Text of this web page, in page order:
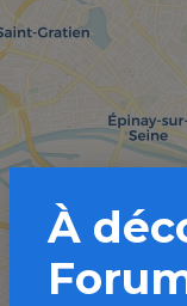
À